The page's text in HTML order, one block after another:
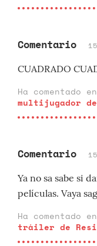
Comentario
CUADRADO
Ha comentado
multijugador
Comentario
Ya no sa sabe si
películas. Vaya
Ha comentado
tráiler de